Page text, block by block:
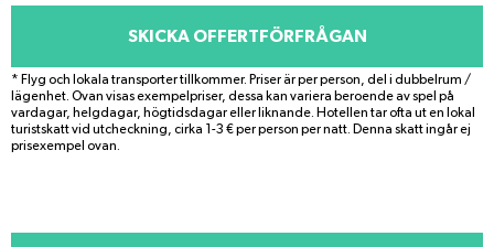
SKICKA OFFERTFÖRFRÅGAN
* Flyg och lokala transporter tillkommer. Priser är per person, del i dubbelrum /
lägenhet. Ovan visas exempelpriser, dessa kan variera beroende av spel på
vardagar, helgdagar, högtidsdagar eller liknande. Hotellen tar ofta ut en lokal
turistskatt vid utcheckning, cirka 1-3 € per person per natt. Denna skatt ingår ej
prisexempel ovan.